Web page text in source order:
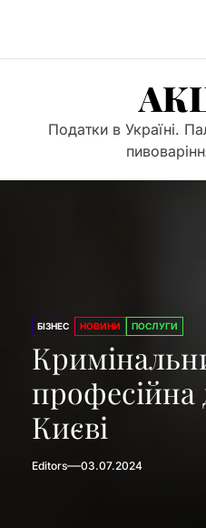
the
Податки в Україні.
БІЗНЕС НОВИНИ ПОСЛУГИ
професійна
Києві
Editors 03.07.2024